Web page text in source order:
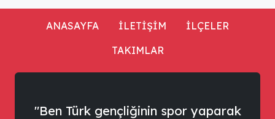
ANASAYFA İLETİŞİM
İLÇELER
TAKIMLAR
"Ben Türk gençliğinin spor yaparak